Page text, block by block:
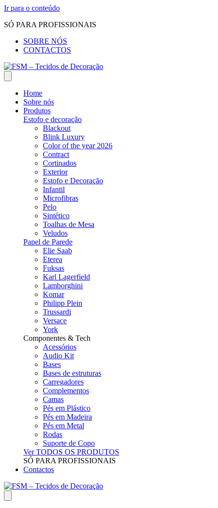
Ir para o conteúdo
SÓ PARA PROFISSIONAIS
SOBRE NÓS
CONTACTOS
Home
Sobre nós
Produtos
Estofo e decoração
Blackout
Blink Luxury
Color of the year 2026
Contract
Cortinados
Exterior
Estofo e Decoração
Infantil
Microfibras
Pelo
Sintético
Toalhas de Mesa
Veludos
Papel de Parede
Elie Saab
Eterea
Fuksas
Karl Lagerfield
Lamborghini
Komar
Philipp Plein
Trussardi
Versace
York
Componentes & Tech
Acessórios
Audio Kit
Bases
Bases de estruturas
Carregadores
Complementos
Camas
Pés em Plástico
Pés em Madeira
Pés em Metal
Rodas
Suporte de Copo
Ver TODOS OS PRODUTOS
SÓ PARA PROFISSIONAIS
Contactos